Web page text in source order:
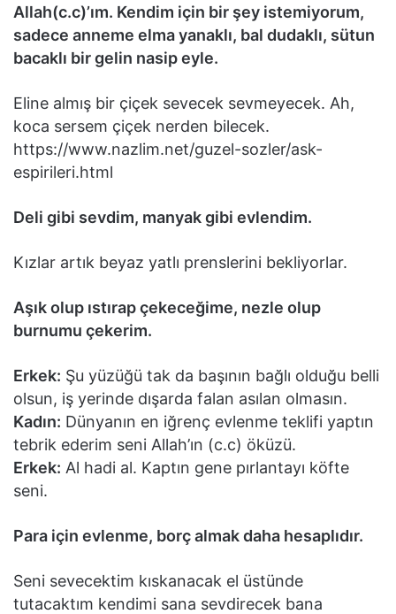
Allah(c.c)’ım. Kendim için bir şey istemiyorum,
sadece anneme elma yanaklı, bal dudaklı, sütun
bacaklı bir gelin nasip eyle.
Eline almış bir çiçek sevecek sevmeyecek. Ah,
koca sersem çiçek nerden bilecek.
https://www.nazlim.net/guzel-sozler/ask-
espirileri.html
Deli gibi sevdim, manyak gibi evlendim.
Kızlar artık beyaz yatlı prenslerini bekliyorlar.
Aşık olup ıstırap çekeceğime, nezle olup
burnumu çekerim.
Erkek: Şu yüzüğü tak da başının bağlı olduğu belli
olsun, iş yerinde dışarda falan asılan olmasın.
Kadın: Dünyanın en iğrenç evlenme teklifi yaptın
tebrik ederim seni Allah’ın (c.c) öküzü.
Erkek: Al hadi al. Kaptın gene pırlantayı köfte
seni.
Para için evlenme, borç almak daha hesaplıdır.
Seni sevecektim kıskanacak el üstünde
tutacaktım kendimi sana sevdirecek bana